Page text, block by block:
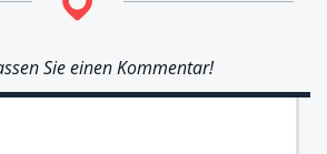
Sie einen Kommentar!